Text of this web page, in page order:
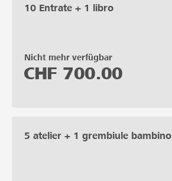
10 Entrate + 1 libro
Nicht mehr verfügbar
CHF 700.00
5 atelier + 1 grembiule bambino